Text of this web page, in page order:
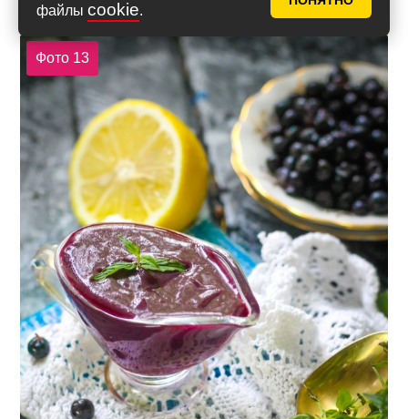
файлы cookie.
или соусники, подайте к столу.
Фото 13